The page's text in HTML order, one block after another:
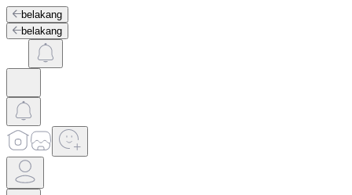
belakang
belakang